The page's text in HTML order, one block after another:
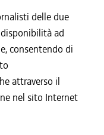
delle due
ad
consentendo di
attraverso il
nel sito Internet